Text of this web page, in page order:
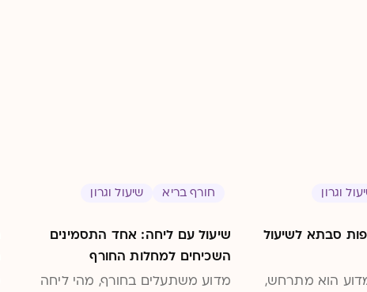
וגרון
סבתא לשיעול
הוא מתרחש,
חורף בריא שיעול וגרון
שיעול עם ליחה: אחד התסמינים
השכיחים למחלות החורף
מדוע משתעלים בחורף, מהי ליחה